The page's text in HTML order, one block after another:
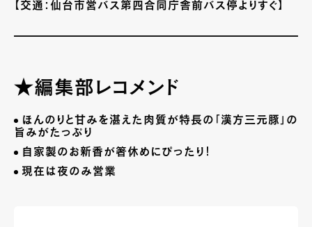
【交通：仙台市営バス第四合同庁舎前バス停よりすぐ】
★編集部レコメンド
ほんのりと甘みを湛えた肉質が特長の「漢方三元豚」の
旨みがたっぷり
自家製のお新香が箸休めにぴったり！
現在は夜のみ営業